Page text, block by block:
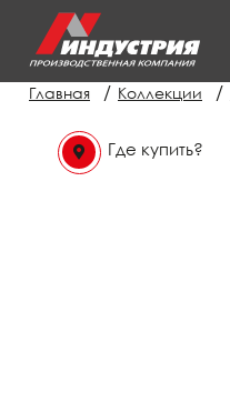
Главная / Коллекции /
Где купить?